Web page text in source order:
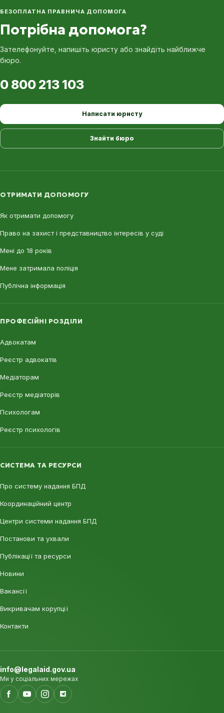
БЕЗОПЛАТНА ПРАВНИЧА ДОПОМОГА
Потрібна допомога?
Зателефонуйте, напишіть юристу або знайдіть найближче
бюро.
0 800 213 103
Написати юристу
Знайти бюро
ОТРИМАТИ ДОПОМОГУ
Як отримати допомогу
Право на захист і представництво інтересів у суді
Мені до 18 років
Мене затримала поліція
Публічна інформація
ПРОФЕСІЙНІ РОЗДІЛИ
Адвокатам
Реєстр адвокатів
Медіаторам
Реєстр медіаторів
Психологам
Реєстр психологів
СИСТЕМА ТА РЕСУРСИ
Про систему надання БПД
Координаційний центр
Центри системи надання БПД
Постанови та ухвали
Публікації та ресурси
Новини
Вакансії
Викривачам корупції
Контакти
info@legalaid.gov.ua
Ми у соціальних мережах